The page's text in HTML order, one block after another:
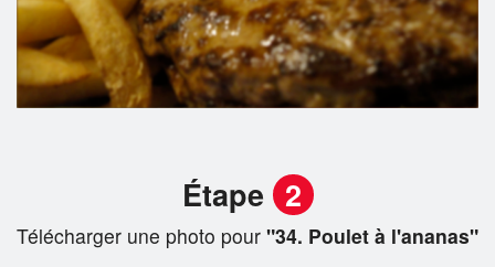
Étape 2
Télécharger une photo pour "34. Poulet à l'ananas"